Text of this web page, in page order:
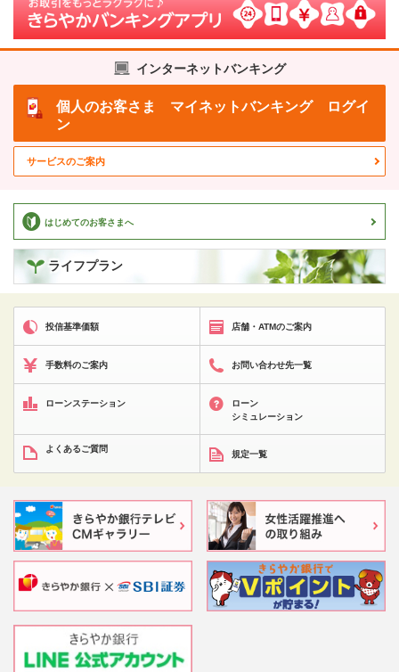
インターネットバンキング
個人のお客さま マイネットバンキング ログイ
ン
サービスのご案内
はじめてのお客さまへ
ライフプラン
投信基準価額 店舗・ATMのご案内
手数料のご案内 お問い合わせ先一覧
ローンステーション
ローン
シミュレーション
よくあるご質問
規定一覧